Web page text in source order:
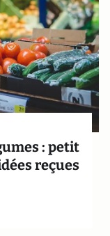
: petit
reçues